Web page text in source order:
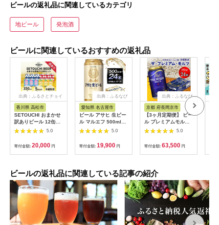
ビールの返礼品に関連しているカテゴリ
地ビール 発泡酒
ビールに関連しているおすすめの返礼品
出典：ふるさとチョイ
香川県 高松市
SETOUCHI おまかせ
訳ありビール 12缶セ
ット
5.0
寄付金額: 20,000 円
出典：ふるなび
愛知県 名古屋市
ビール アサヒ 生ビー
ル マルエフ 500ml
24本 1ケース
5.0
寄付金額: 19,900 円
出典：ふるなび
京都 府長岡京市
【3ヶ月定期便】 ビー
ル プレミアムモルツ
350ml×24本
5.0
寄付金額: 63,500 円
ビールの返礼品に関連している記事の紹介